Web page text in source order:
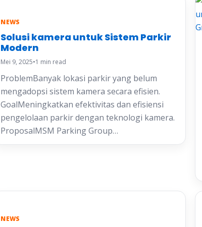
NEWS
Solusi kamera untuk Sistem Parkir
Modern
Mei 9, 2025•1 min read
ProblemBanyak lokasi parkir yang belum
mengadopsi sistem kamera secara efisien.
GoalMeningkatkan efektivitas dan efisiensi
pengelolaan parkir dengan teknologi kamera.
ProposalMSM Parking Group…
NEWS